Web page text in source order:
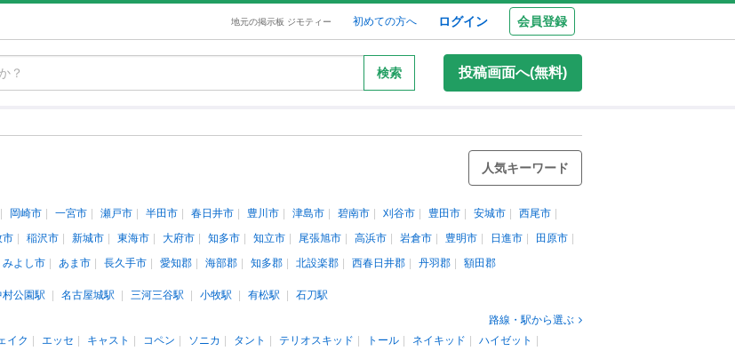
地元の掲示板 ジモティー 初めての方へ ログイン 会員登録
検索 投稿画面へ(無料)
人気キーワード
岡崎市 一宮市 瀬戸市 半田市 春日井市 豊川市 津島市 碧南市 刈谷市 豊田市 安城市
西尾市
市 稲沢市 新城市 東海市 大府市 知多市 知立市 尾張旭市 高浜市 岩倉市 豊明市 日進市
田原市
みよし市 あま市 長久手市 愛知郡 海部郡 知多郡 北設楽郡 西春日井郡 丹羽郡 額田郡
村公園駅 名古屋城駅 三河三谷駅 小牧駅 有松駅
石刀駅
路線・駅から選ぶ
イク エッセ キャスト コペン ソニカ タント テリオスキッド トール ネイキッド
ハイゼット